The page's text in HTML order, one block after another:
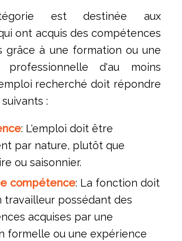
est destinée aux
ont acquis des compétences
grâce à une formation ou une
professionnelle d'au moins
recherché doit répondre
:
: L'emploi doit être
par nature, plutôt que
ou saisonnier.
compétence: La fonction doit
travailleur possédant des
acquises par une
formelle ou une expérience